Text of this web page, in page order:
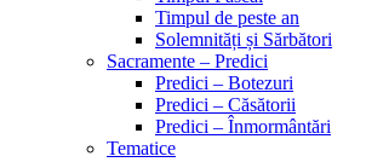
Timpul de peste an
Solemnități și Sărbători
Sacramente – Predici
Predici – Botezuri
Predici – Căsătorii
Predici – Înmormântări
Tematice